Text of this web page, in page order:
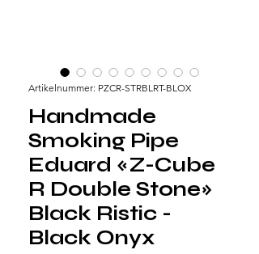
Artikelnummer: PZCR-STRBLRT-BLOX
Handmade
Smoking Pipe
Eduard «Z-Cube
R Double Stone»
Black Ristic -
Black Onyx